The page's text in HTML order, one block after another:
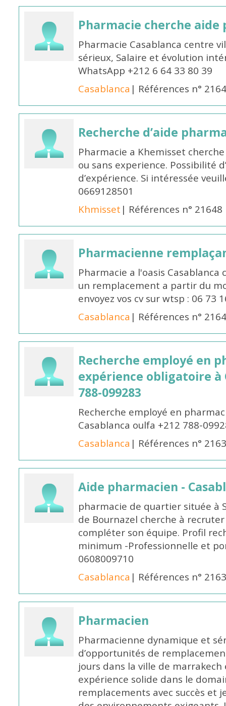
Pharmacie cherche aide
Pharmacie Casablanca centre
sérieux, Salaire et évolution
WhatsApp +212 6 64 33 80 39
Casablanca | Références n°
Recherche d’aide
Pharmacie a Khemisset
ou sans experience. Possibilité
d’expérience. Si intéressée
0669128501
Khmisset | Références n° 21648
Pharmacienne
Pharmacie a l'oasis
un remplacement a partir du
envoyez vos cv sur wtsp : 06 73
Casablanca | Références n°
Recherche employé en
expérience obligatoire à
788-099283
Recherche employé en
Casablanca oulfa +212 788-
Casablanca | Références n°
Aide pharmacien -
pharmacie de quartier située à
de Bournazel cherche à
compléter son équipe. Profil
minimum -Professionnelle et
0608009710
Casablanca | Références n°
Pharmacien
Pharmacienne dynamique et
d’opportunités de
jours dans la ville de marrakech
expérience solide dans le
remplacements avec succès et